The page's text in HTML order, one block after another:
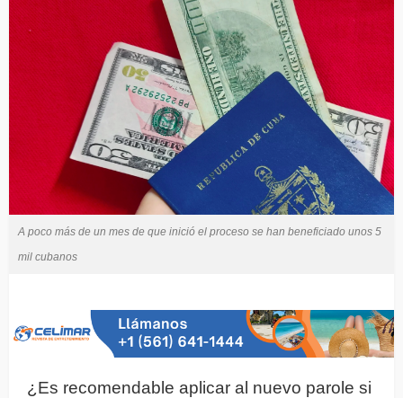
A poco más de un mes de que inició el proceso se han beneficiado unos 5
mil cubanos
¿Es recomendable aplicar al nuevo parole si